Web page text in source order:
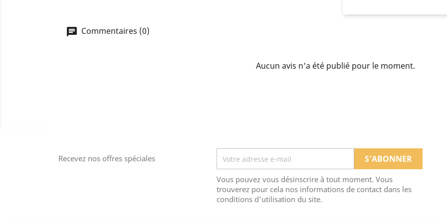
Commentaires (0)
Aucun avis n'a été publié pour le moment.
Recevez nos offres spéciales
Vous pouvez vous désinscrire à tout moment. Vous
trouverez pour cela nos informations de contact dans les
conditions d'utilisation du site.